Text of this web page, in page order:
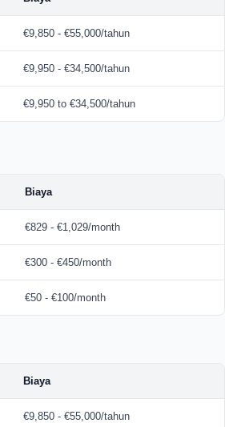
€9,850 - €55,000/tahun
€9,950 - €34,500/tahun
€9,950 to €34,500/tahun
Biaya
€829 - €1,029/month
€300 - €450/month
€50 - €100/month
Biaya
€9,850 - €55,000/tahun